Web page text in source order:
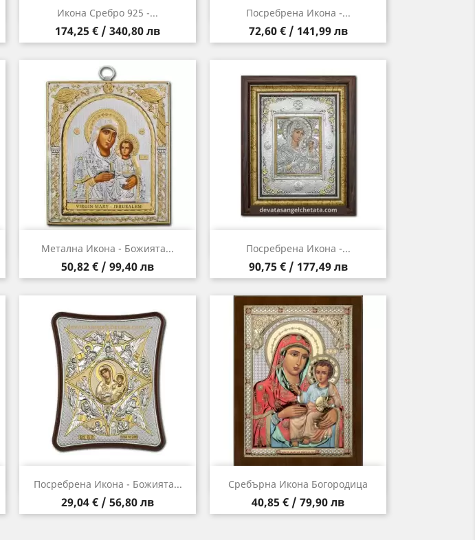
Икона Сребро 925 -...
Цена
174,25 € / 340,80 лв
Бърз преглед Посребрена Икона -...
Цена
72,60 € / 141,99 лв
Бърз преглед
Метална Икона - Божията...
Цена
50,82 € / 99,40 лв
Бърз преглед Посребрена Икона -...
Цена
90,75 € / 177,49 лв
Бърз преглед
Посребрена Икона - Божията...
Цена
29,04 € / 56,80 лв
Бърз преглед Сребърна Икона Богородица
Цена
40,85 € / 79,90 лв
Бърз преглед